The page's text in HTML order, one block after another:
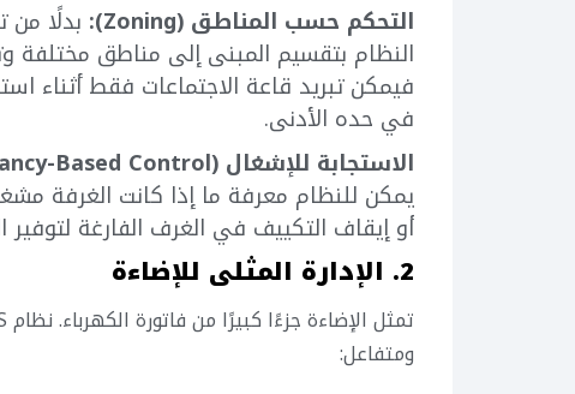
التحكم حسب المناطق (Zoning):
بدلًا من
النظام بتقسيم المبنى إلى مناطق مختلفة
فيمكن تبريد قاعة الاجتماعات فقط أثناء
في حده الأدنى.
الاستجابة للإشغال (Occupancy-Based Control):
يمكن للنظام معرفة ما إذا كانت الغرفة
أو إيقاف التكييف في الغرف الفارغة لتوفير
2. الإدارة المثلى للإضاءة
ومتفاعل: